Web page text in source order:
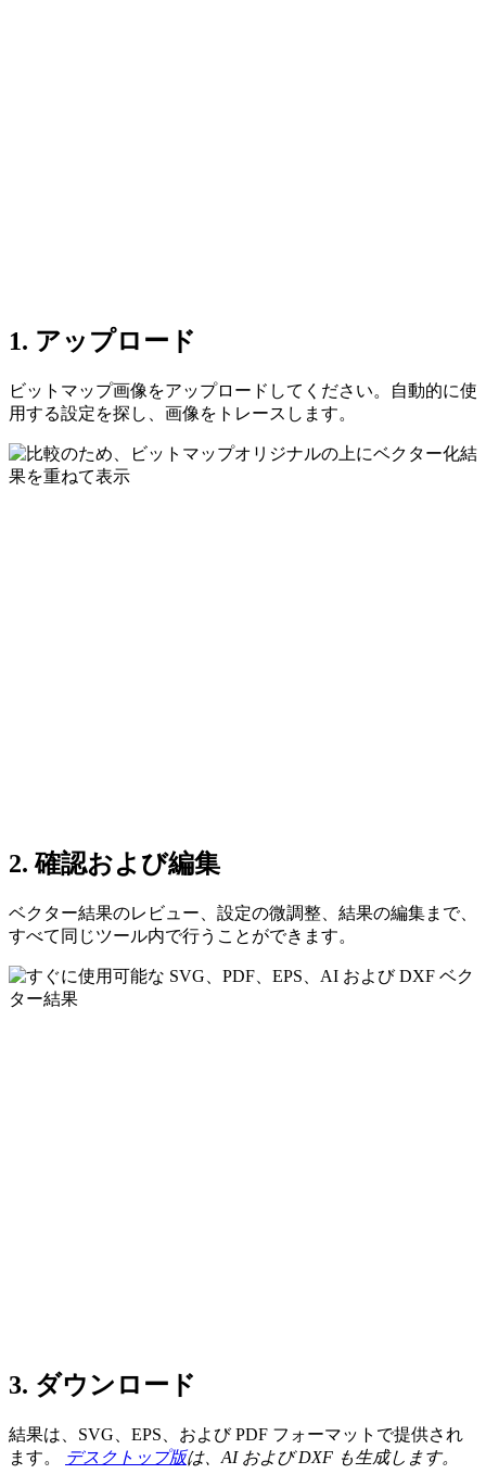
1. アップロード
ビットマップ画像をアップロードしてください。自動的に使
用する設定を探し、画像をトレースします。
2. 確認および編集
ベクター結果のレビュー、設定の微調整、結果の編集まで、
すべて同じツール内で行うことができます。
3. ダウンロード
結果は、SVG、EPS、および PDF フォーマットで提供され
ます。
デスクトップ版は、AI および DXF も生成します。